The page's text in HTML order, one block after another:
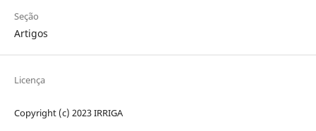
Seção
Artigos
Licença
Copyright (c) 2023 IRRIGA